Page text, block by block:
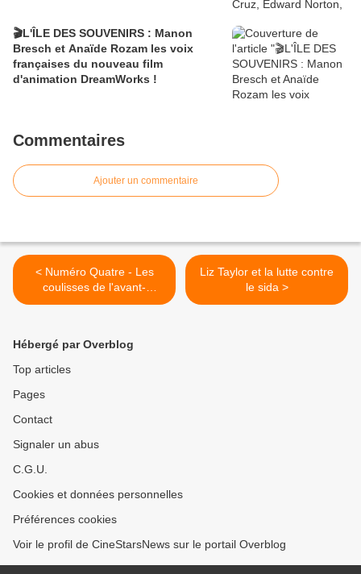
🎬L'ÎLE DES SOUVENIRS : Manon
Bresch et Anaïde Rozam les voix
françaises du nouveau film
d'animation DreamWorks !
Commentaires
Ajouter un commentaire
< Numéro Quatre - Les
coulisses de l'avant-
première Paris
Liz Taylor et la lutte contre
le sida >
Hébergé par Overblog
Top articles
Pages
Contact
Signaler un abus
C.G.U.
Cookies et données personnelles
Préférences cookies
Voir le profil de CineStarsNews sur le portail Overblog